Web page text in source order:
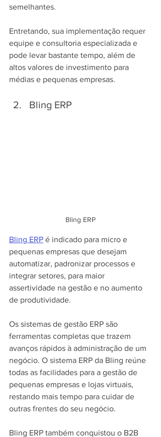
semelhantes.
Entretando, sua implementação requer
equipe e consultoria especializada e
pode levar bastante tempo, além de
altos valores de investimento para
médias e pequenas empresas.
Bling ERP
Bling ERP
Bling ERP é indicado para micro e
pequenas empresas que desejam
automatizar, padronizar processos e
integrar setores, para maior
assertividade na gestão e no aumento
de produtividade.
Os sistemas de gestão ERP são
ferramentas completas que trazem
avanços rápidos à administração de um
negócio. O sistema ERP da Bling reúne
todas as facilidades para a gestão de
pequenas empresas e lojas virtuais,
restando mais tempo para cuidar de
outras frentes do seu negócio.
Bling ERP também conquistou o B2B